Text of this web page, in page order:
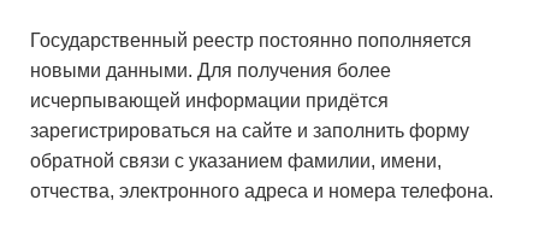
Государственный реестр постоянно пополняется
новыми данными. Для получения более
исчерпывающей информации придётся
зарегистрироваться на сайте и заполнить форму
обратной связи с указанием фамилии, имени,
отчества, электронного адреса и номера телефона.